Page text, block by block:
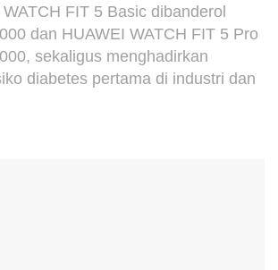
FIT 5 Basic dibanderol
dan HUAWEI WATCH FIT 5 Pro
sekaligus menghadirkan
diabetes pertama di industri dan